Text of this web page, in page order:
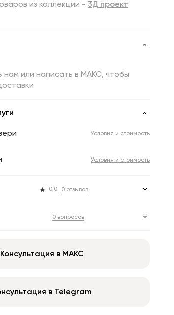
из коллекции - 3Д проект
нам или написать в МАКС, чтобы
Условия и стоимость
Условия и стоимость
0.0 0 отзывов
0 вопросов
Консультация в МАКС
в Telegram